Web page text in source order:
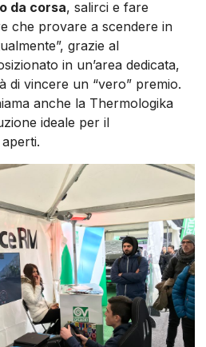
da corsa, salirci e fare
che provare a scendere in
grazie al
in un’area dedicata,
di vincere un “vero” premio.
anche la Thermologika
ideale per il